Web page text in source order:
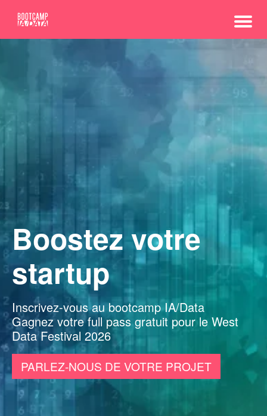
Boostez votre
startup
Inscrivez-vous au bootcamp IA/Data
Gagnez votre full pass gratuit pour le West
Data Festival 2026
PARLEZ-NOUS DE VOTRE PROJET